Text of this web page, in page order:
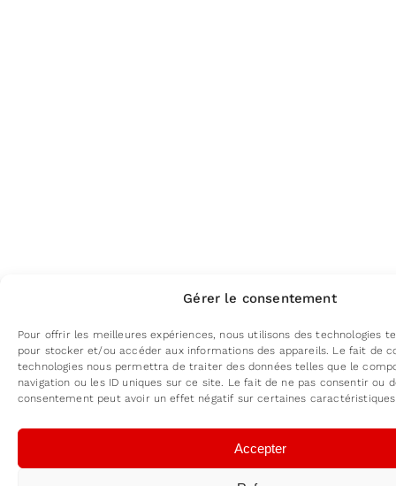
Gérer le consentement
Pour offrir les meilleures expériences, nous utilisons des technologies
pour stocker et/ou accéder aux informations des appareils. Le fait de
technologies nous permettra de traiter des données telles que le
navigation ou les ID uniques sur ce site. Le fait de ne pas consentir ou
consentement peut avoir un effet négatif sur certaines
Accepter